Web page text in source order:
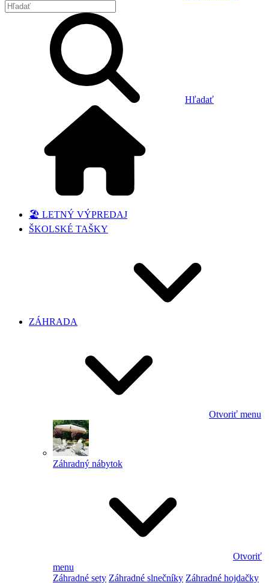
Hľadať
🏖️ LETNÝ VÝPREDAJ
ŠKOLSKÉ TAŠKY
ZÁHRADA
Otvoriť menu
Záhradný nábytok
Otvoriť
menu
Záhradné sety Záhradné slnečníky Záhradné hojdačky